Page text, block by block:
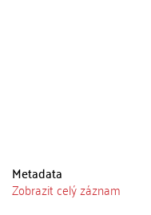
Metadata
Zobrazit celý záznam